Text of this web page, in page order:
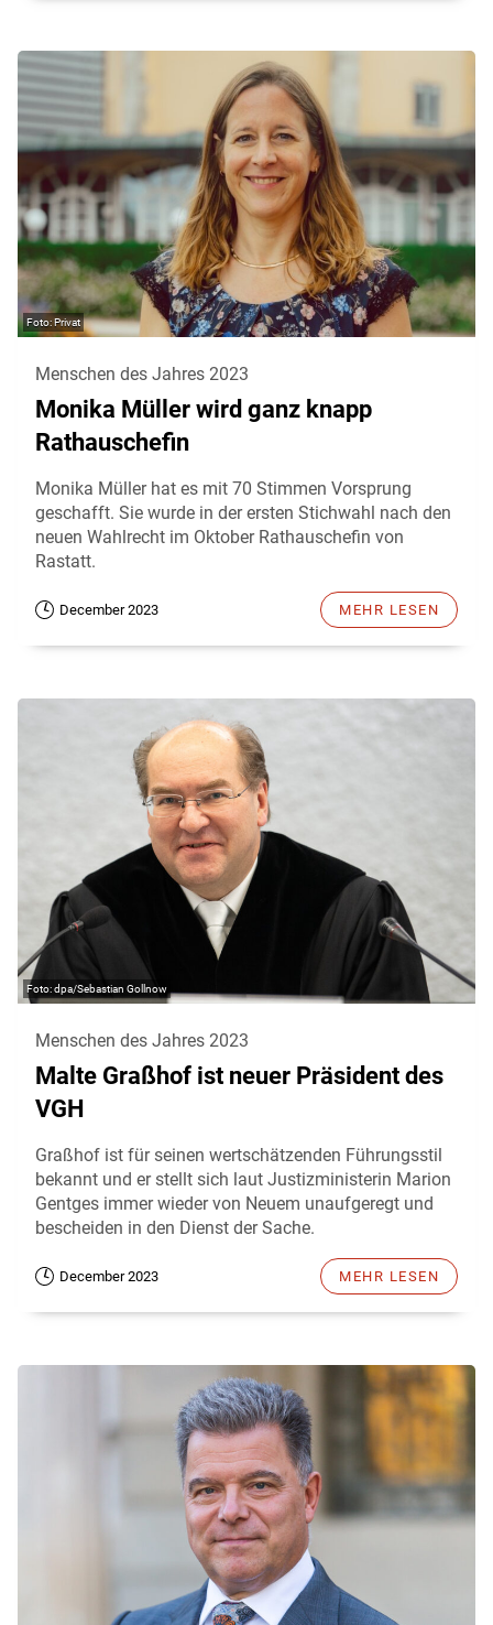
Privat
Menschen des Jahres 2023
Monika Müller wird ganz knapp
Rathauschefin
Monika Müller hat es mit 70 Stimmen Vorsprung
geschafft. Sie wurde in der ersten Stichwahl nach den
neuen Wahlrecht im Oktober Rathauschefin von
Rastatt.
December 2023 MEHR LESEN
dpa/Sebastian Gollnow
Menschen des Jahres 2023
Malte Graßhof ist neuer Präsident des
VGH
Graßhof ist für seinen wertschätzenden Führungsstil
bekannt und er stellt sich laut Justizministerin Marion
Gentges immer wieder von Neuem unaufgeregt und
bescheiden in den Dienst der Sache.
December 2023 MEHR LESEN